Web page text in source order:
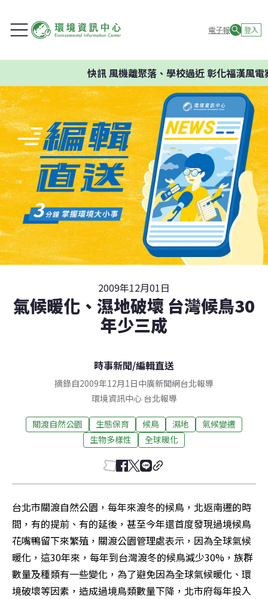
電子報 登入
快訊風機離聚落、學校過近 彰化福漢風電
2009年12月01日
氣候暖化、濕地破壞 台灣候鳥30
年少三成
時事新聞/編輯直送
摘錄自2009年12月1日中廣新聞網台北報導
環境資訊中心 台北報導
關渡自然公園 生態保育 候鳥 濕地
氣候變遷
生物多樣性
全球暖化
台北市關渡自然公園，每年來渡冬的候鳥，北返南遷的時
間，有的提前、有的延後，甚至今年還首度發現過境候鳥
花嘴鴨留下來繁殖，關渡公園管理處表示，因為全球氣候
暖化，這30年來，每年到台灣渡冬的候鳥減少30%，族群
數量及種類有一些變化，為了避免因為全球氣候暖化、環
境破壞等因素，造成過境鳥類數量下降，北市府每年投入